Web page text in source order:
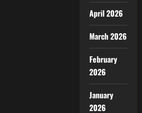
April 2026
March 2026
February
2026
January
2026